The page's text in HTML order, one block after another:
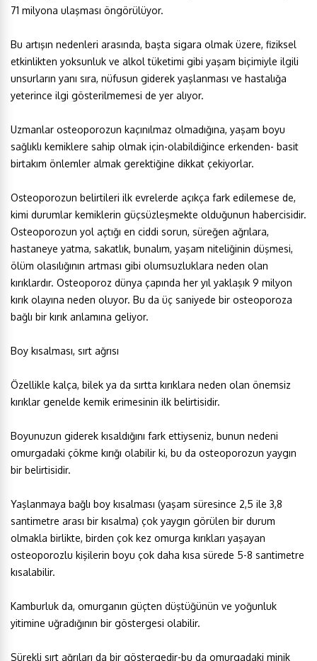
71 milyona ulaşması öngörülüyor.
Bu artışın nedenleri arasında, başta sigara olmak üzere, fiziksel
etkinlikten yoksunluk ve alkol tüketimi gibi yaşam biçimiyle ilgili
unsurların yanı sıra, nüfusun giderek yaşlanması ve hastalığa
yeterince ilgi gösterilmemesi de yer alıyor.
Uzmanlar osteoporozun kaçınılmaz olmadığına, yaşam boyu
sağlıklı kemiklere sahip olmak için-olabildiğince erkenden- basit
birtakım önlemler almak gerektiğine dikkat çekiyorlar.
Osteoporozun belirtileri ilk evrelerde açıkça fark edilemese de,
kimi durumlar kemiklerin güçsüzleşmekte olduğunun habercisidir.
Osteoporozun yol açtığı en ciddi sorun, süreğen ağrılara,
hastaneye yatma, sakatlık, bunalım, yaşam niteliğinin düşmesi,
ölüm olasılığının artması gibi olumsuzluklara neden olan
kırıklardır. Osteoporoz dünya çapında her yıl yaklaşık 9 milyon
kırık olayına neden oluyor. Bu da üç saniyede bir osteoporoza
bağlı bir kırık anlamına geliyor.
Boy kısalması, sırt ağrısı
Özellikle kalça, bilek ya da sırtta kırıklara neden olan önemsiz
kırıklar genelde kemik erimesinin ilk belirtisidir.
Boyunuzun giderek kısaldığını fark ettiyseniz, bunun nedeni
omurgadaki çökme kırığı olabilir ki, bu da osteoporozun yaygın
bir belirtisidir.
Yaşlanmaya bağlı boy kısalması (yaşam süresince 2,5 ile 3,8
santimetre arası bir kısalma) çok yaygın görülen bir durum
olmakla birlikte, birden çok kez omurga kırıkları yaşayan
osteoporozlu kişilerin boyu çok daha kısa sürede 5-8 santimetre
kısalabilir.
Kamburluk da, omurganın güçten düştüğünün ve yoğunluk
yitimine uğradığının bir göstergesi olabilir.
Sürekli sırt ağrıları da bir göstergedir-bu da omurgadaki minik